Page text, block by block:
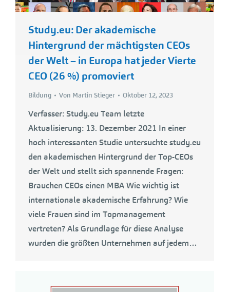
Study.eu: Der akademische
Hintergrund der mächtigsten CEOs
der Welt – in Europa hat jeder Vierte
CEO (26 %) promoviert
Bildung Von Martin Stieger Oktober 12, 2023
Verfasser: Study.eu Team letzte
Aktualisierung: 13. Dezember 2021 In einer
hoch interessanten Studie untersuchte study.eu
den akademischen Hintergrund der Top-CEOs
der Welt und stellt sich spannende Fragen:
Brauchen CEOs einen MBA Wie wichtig ist
internationale akademische Erfahrung? Wie
viele Frauen sind im Topmanagement
vertreten? Als Grundlage für diese Analyse
wurden die größten Unternehmen auf jedem…